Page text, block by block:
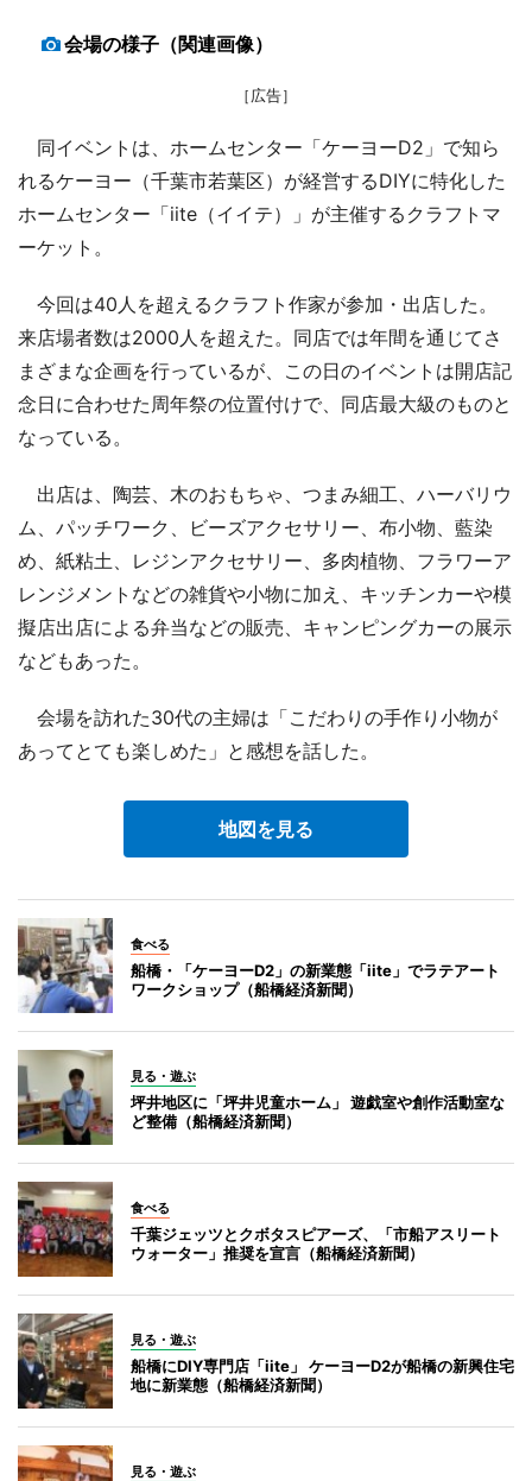
会場の様子（関連画像）
［広告］
同イベントは、ホームセンター「ケーヨーD2」で知ら
れるケーヨー（千葉市若葉区）が経営するDIYに特化した
ホームセンター「iite（イイテ）」が主催するクラフトマ
ーケット。
今回は40人を超えるクラフト作家が参加・出店した。
来店場者数は2000人を超えた。同店では年間を通じてさ
まざまな企画を行っているが、この日のイベントは開店記
念日に合わせた周年祭の位置付けで、同店最大級のものと
なっている。
出店は、陶芸、木のおもちゃ、つまみ細工、ハーバリウ
ム、パッチワーク、ビーズアクセサリー、布小物、藍染
め、紙粘土、レジンアクセサリー、多肉植物、フラワーア
レンジメントなどの雑貨や小物に加え、キッチンカーや模
擬店出店による弁当などの販売、キャンピングカーの展示
などもあった。
会場を訪れた30代の主婦は「こだわりの手作り小物が
あってとても楽しめた」と感想を話した。
地図を見る
食べる
船橋・「ケーヨーD2」の新業態「iite」でラテアート
ワークショップ（船橋経済新聞）
見る・遊ぶ
坪井地区に「坪井児童ホーム」 遊戯室や創作活動室な
ど整備（船橋経済新聞）
食べる
千葉ジェッツとクボタスピアーズ、「市船アスリート
ウォーター」推奨を宣言（船橋経済新聞）
見る・遊ぶ
船橋にDIY専門店「iite」 ケーヨーD2が船橋の新興住宅
地に新業態（船橋経済新聞）
見る・遊ぶ